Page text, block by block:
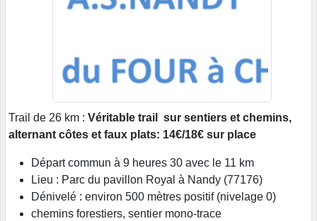
Trail de 26 km : Véritable trail sur sentiers et chemins,
alternant côtes et faux plats: 14€/18€ sur place
Départ commun à 9 heures 30 avec le 11 km
Lieu : Parc du pavillon Royal à Nandy (77176)
Dénivelé : environ 500 mètres positif (nivelage 0)
chemins forestiers, sentier mono-trace